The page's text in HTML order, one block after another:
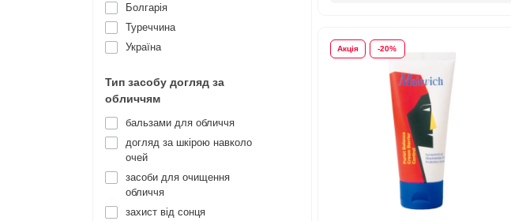
Болгарія
Туреччина
Україна
Тип засобу догляд за
обличчям
бальзами для обличчя
догляд за шкірою навколо
очей
засоби для очищення
обличчя
захист від сонця
Акція -20%